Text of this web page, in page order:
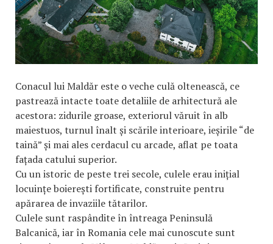
Conacul lui Maldăr este o veche culă oltenească, ce
pastrează intacte toate detaliile de arhitectură ale
acestora: zidurile groase, exteriorul văruit în alb
maiestuos, turnul înalt și scările interioare, ieșirile “de
taină” și mai ales cerdacul cu arcade, aflat pe toata
fațada catului superior.
Cu un istoric de peste trei secole, culele erau inițial
locuințe boierești fortificate, construite pentru
apărarea de invaziile tătarilor.
Culele sunt raspândite în întreaga Peninsulă
Balcanică, iar în Romania cele mai cunoscute sunt